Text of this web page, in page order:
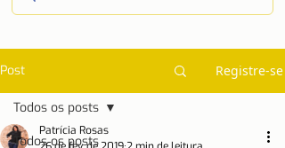
Post Registre-se
Todos os posts
Todos os posts
Patrícia Rosas